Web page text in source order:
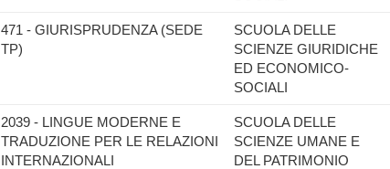
471 - GIURISPRUDENZA (SEDE
TP)
SCUOLA DELLE
SCIENZE GIURIDICHE
ED ECONOMICO-
SOCIALI
2039 - LINGUE MODERNE E
TRADUZIONE PER LE RELAZIONI
INTERNAZIONALI
SCUOLA DELLE
SCIENZE UMANE E
DEL PATRIMONIO